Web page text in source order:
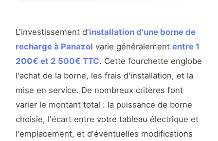
L'investissement d'installation d'une borne de
recharge à Panazol varie généralement entre 1
200€ et 2 500€ TTC. Cette fourchette englobe
l'achat de la borne, les frais d'installation, et la
mise en service. De nombreux critères font
varier le montant total : la puissance de borne
choisie, l'écart entre votre tableau électrique et
l'emplacement, et d'éventuelles modifications